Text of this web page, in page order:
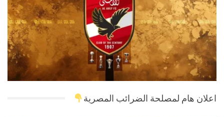
اعلان هام لمصلحة الضرائب المصرية